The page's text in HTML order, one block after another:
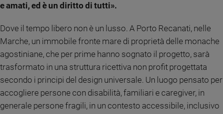
e amati, ed è un diritto di tutti».
Dove il tempo libero non è un lusso. A Porto Recanati, nelle
Marche, un immobile fronte mare di proprietà delle monache
agostiniane, che per prime hanno sognato il progetto, sarà
trasformato in una struttura ricettiva non profit progettata
secondo i principi del design universale. Un luogo pensato per
accogliere persone con disabilità, familiari e caregiver, in
generale persone fragili, in un contesto accessibile, inclusivo